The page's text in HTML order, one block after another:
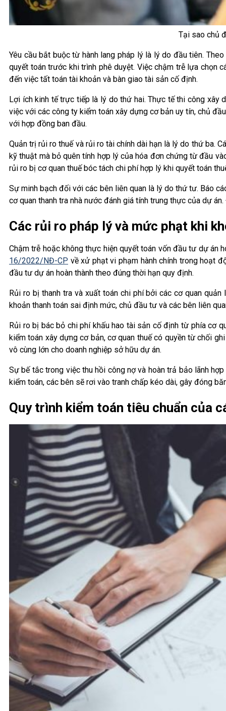
Tại sao chủ
Yêu cầu bắt buộc từ hành lang pháp lý là lý do đầu tiên.
quyết toán trước khi trình phê duyệt. Việc chậm trễ lựa chọn
đến việc tất toán tài khoản và bàn giao tài sản cố định.
Lợi ích kinh tế trực tiếp là lý do thứ hai. Thực tế thi công xây
việc với các công ty kiểm toán xây dựng cơ bản uy tín, chủ
với hợp đồng ban đầu.
Quản trị rủi ro thuế và rủi ro tài chính dài hạn là lý do thứ ba.
kỹ thuật mà bỏ quên tính hợp lý của hóa đơn chứng từ đầu
rủi ro bị cơ quan thuế bóc tách chi phí hợp lý khi quyết toán
Sự minh bạch đối với các bên liên quan là lý do thứ tư. Báo
cơ quan thanh tra nhà nước đánh giá tính trung thực của dự
Các rủi ro pháp lý và mức phạt khi
Chậm trễ hoặc không thực hiện quyết toán vốn đầu tư dự án
16/2022/NĐ-CP về xử phạt vi phạm hành chính trong hoạt
đầu tư dự án hoàn thành theo đúng thời hạn quy định.
Rủi ro bị thanh tra và xuất toán chi phí bởi các cơ quan
khoản thanh toán sai định mức, chủ đầu tư và các bên liên
Rủi ro bị bác bỏ chi phí khấu hao tài sản cố định từ phía cơ
kiểm toán xây dựng cơ bản, cơ quan thuế có quyền từ chối
vô cùng lớn cho doanh nghiệp sở hữu dự án.
Sự bế tắc trong việc thu hồi công nợ và hoàn trả bảo lãnh
kiểm toán, các bên sẽ rơi vào tranh chấp kéo dài, gây đóng
Quy trình kiểm toán tiêu chuẩn của